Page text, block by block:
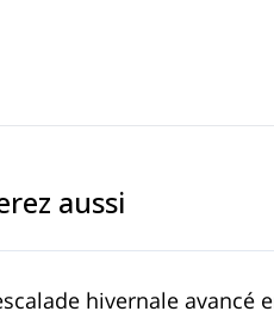
in fly by. A very enjoyable day,
aussi
hivernale avancé